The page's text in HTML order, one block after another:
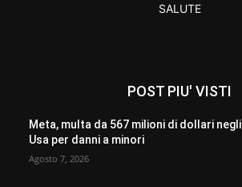
SALUTE
POST PIU' VISTI
Meta, multa da 567 milioni di dollari negli
Usa per danni a minori
Agosto 7, 2026